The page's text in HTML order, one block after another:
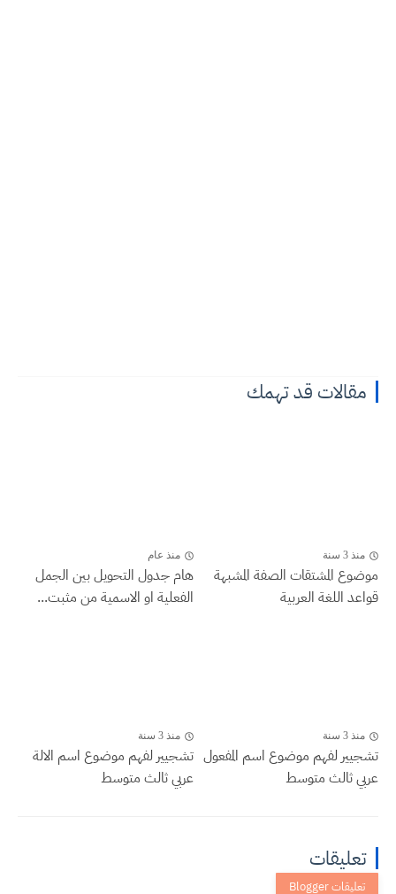
مقالات قد تهمك
منذ 3 سنة
موضوع المشتقات الصفة المشبهة
قواعد اللغة العربية
منذ عام
هام جدول التحويل بين الجمل
الفعلية او الاسمية من مثبت...
منذ 3 سنة
تشجيير لفهم موضوع اسم المفعول
عربي ثالث متوسط
منذ 3 سنة
تشجيير لفهم موضوع اسم الالة
عربي ثالث متوسط
تعليقات